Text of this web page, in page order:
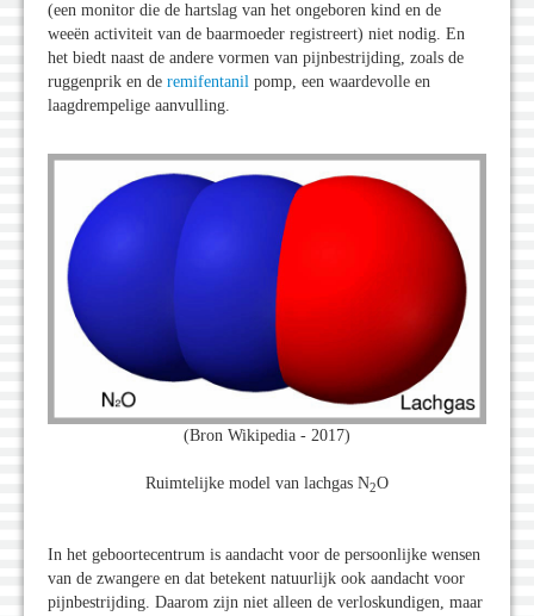
(een monitor die de hartslag van het ongeboren kind en de
weeën activiteit van de baarmoeder registreert) niet nodig. En
het biedt naast de andere vormen van pijnbestrijding, zoals de
ruggenprik en de remifentanil pomp, een waardevolle en
laagdrempelige aanvulling.
(Bron Wikipedia - 2017)
Ruimtelijke model van lachgas N2O
In het geboortecentrum is aandacht voor de persoonlijke wensen
van de zwangere en dat betekent natuurlijk ook aandacht voor
pijnbestrijding. Daarom zijn niet alleen de verloskundigen, maar